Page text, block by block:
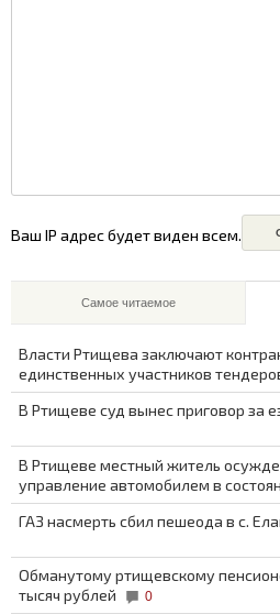
Ваш IP адрес будет виден всем.
Самое читаемое
Власти Ртищева заключают
единственных участников
В Ртищеве суд вынес приговор за
В Ртищеве местный житель
управление автомобилем в
ГАЗ насмерть сбил пешеода в с.
Обманутому ртищевскому
тысяч рублей
0